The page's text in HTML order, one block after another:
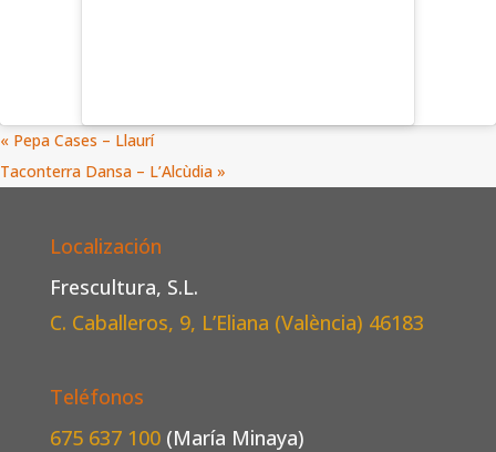
« Pepa Cases – Llaurí
Taconterra Dansa – L’Alcùdia »
Localización
Frescultura, S.L.
C. Caballeros, 9, L’Eliana (València) 46183
Teléfonos
675 637 100 (María Minaya)